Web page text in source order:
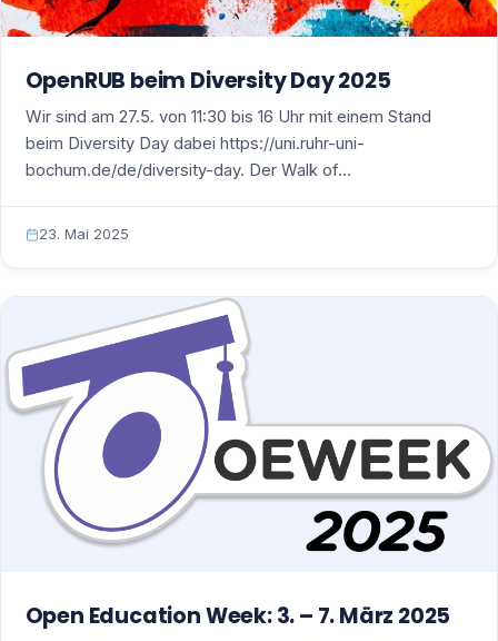
OpenRUB beim Diversity Day 2025
Wir sind am 27.5. von 11:30 bis 16 Uhr mit einem Stand
beim Diversity Day dabei https://uni.ruhr-uni-
bochum.de/de/diversity-day. Der Walk of…
23. Mai 2025
Open Education Week: 3. – 7. März 2025